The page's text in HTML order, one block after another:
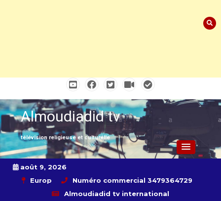
content
Almoudiadid tv
télévision religieuse et culturelle
août 9, 2026
Europ
Numéro commercial 3479364729
Almoudiadid tv international